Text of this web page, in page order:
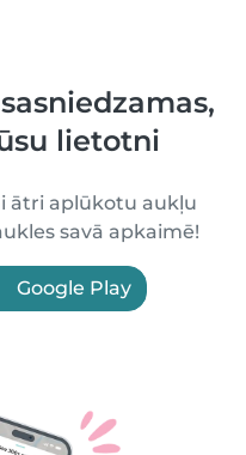
lietotni
ātri aplūkotu aukļu
savā apkaimē!
Google Play